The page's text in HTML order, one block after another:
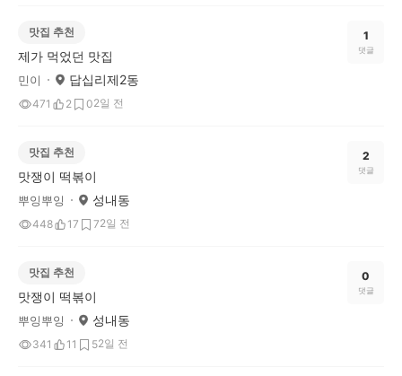
맛집 추천
제가 먹었던 맛집
민이 답십리제2동
471 2 02일 전
1
댓글
맛집 추천
맛쟁이 떡볶이
뿌잉뿌잉 성내동
448 17 72일 전
2
댓글
맛집 추천
맛쟁이 떡볶이
뿌잉뿌잉 성내동
341 11 52일 전
0
댓글